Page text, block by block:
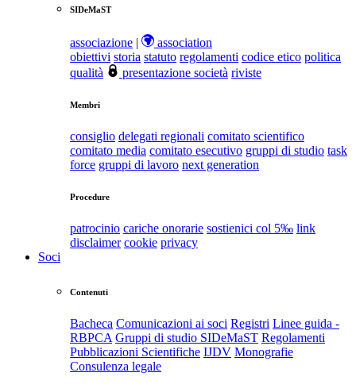
SIDeMaST
associazione |
association
obiettivi storia statuto regolamenti codice etico politica
qualità
presentazione società riviste
Membri
consiglio delegati regionali comitato scientifico
comitato media comitato esecutivo gruppi di studio task
force gruppi di lavoro next generation
Procedure
patrocinio cariche onorarie sostienici col 5‰ link
disclaimer cookie privacy
Soci
Contenuti
Bacheca Comunicazioni ai soci Registri Linee guida -
RBPCA Gruppi di studio SIDeMaST Regolamenti
Pubblicazioni Scientifiche IJDV Monografie
Consulenza legale